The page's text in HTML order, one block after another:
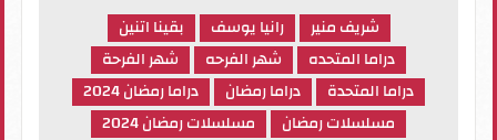
شريف منير رانيا يوسف
بقينا اتنين
دراما المتحده
شهر الفرحه
شهر الفرحة
دراما المتحدة
دراما رمضان
دراما رمضان 2024
مسلسلات رمضان
مسلسلات رمضان 2024